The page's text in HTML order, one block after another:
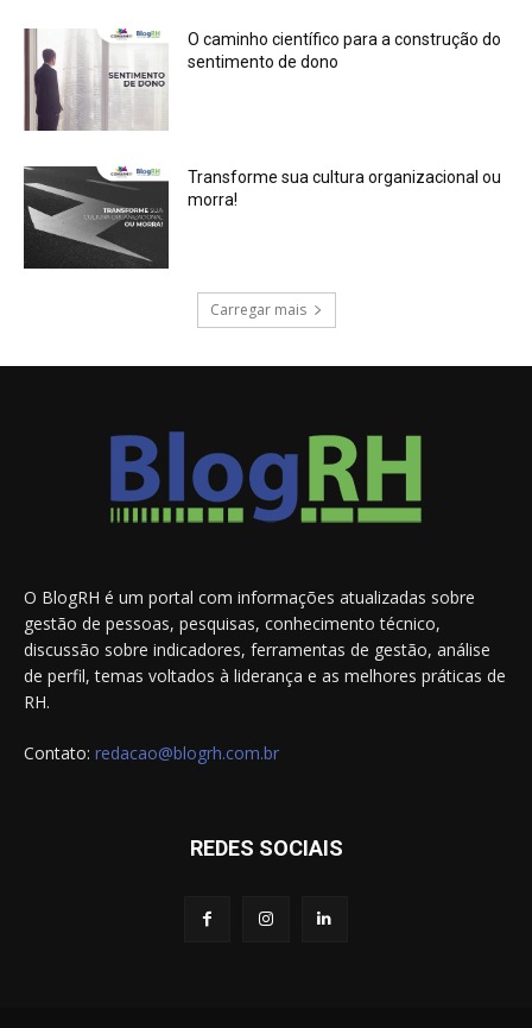
O caminho científico para a construção do
sentimento de dono
Transforme sua cultura organizacional ou
morra!
Carregar mais
O BlogRH é um portal com informações atualizadas sobre
gestão de pessoas, pesquisas, conhecimento técnico,
discussão sobre indicadores, ferramentas de gestão, análise
de perfil, temas voltados à liderança e as melhores práticas de
RH.
Contato: redacao@blogrh.com.br
REDES SOCIAIS